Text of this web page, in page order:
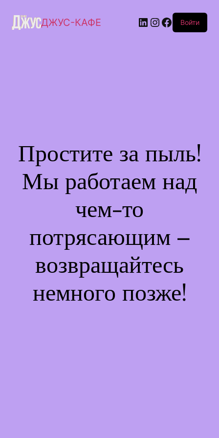
ДЖУС-КАФЕ Войти
Простите за пыль!
Мы работаем над
чем-то
потрясающим –
возвращайтесь
немного позже!